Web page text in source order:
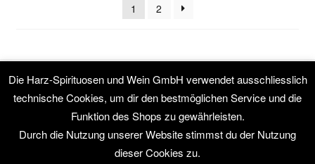
1 2
© Harz-Spirituosen & Wein GmbH mit Webshop 2026
Datenschutzerklärung Erstellt mit WooCommerce.
Die Harz-Spirituosen und Wein GmbH verwendet ausschliesslich
technische Cookies, um dir den bestmöglichen Service und die
Funktion des Shops zu gewährleisten.
Durch die Nutzung unserer Website stimmst du der Nutzung
dieser Cookies zu.